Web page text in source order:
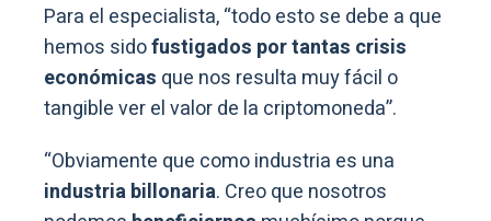
Para el especialista, “todo esto se debe a que
hemos sidofustigados por tantas crisis
económicas que nos resulta muy fácil o
tangible ver el valor de la criptomoneda”.
“Obviamente que como industria es una
industria billonaria. Creo que nosotros